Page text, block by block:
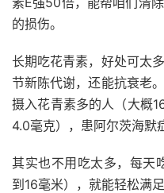
的损伤。
长期吃花青素，好处可太
节新陈代谢，还能抗衰老
摄入花青素多的人（大概
4.0毫克），患阿尔茨海默
其实也不用吃太多，每天
到16毫米），就能轻松满